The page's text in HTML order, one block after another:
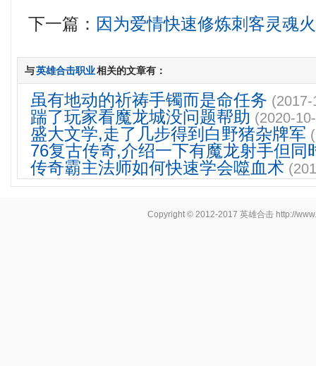
下一篇： 因为爱情快速修炼刺客灵魂
与英雄合击职业相关的文章有：
虽有地动的祈祷手镯而是命任务
踹了玩家看魔龙城没问题帮助 (2020-
盛大文学,走了几步得到白野猪杂牌军
76复古传奇,介绍一下有魔龙射手但同
传奇霸主法师如何快速学会噬血术
Copyright © 2012-2017 英雄合击 http://